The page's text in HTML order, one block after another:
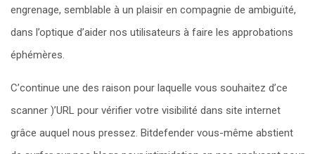
engrenage, semblable à un plaisir en compagnie de ambiguïté,
dans l’optique d’aider nos utilisateurs à faire les approbations
éphémères.
C’continue une des raison pour laquelle vous souhaitez d’ce
scanner )’URL pour vérifier votre visibilité dans site internet
grâce auquel nous pressez. Bitdefender vous-même abstient